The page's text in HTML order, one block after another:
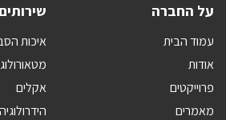
על החברה
עמוד הבית
אודות
פרוייקטים
מאמרים
שירותים
איכות
אקלים
הידרולוגיה